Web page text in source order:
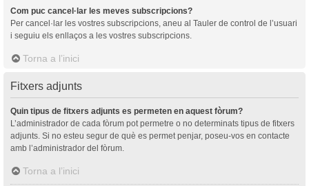
Com puc cancel·lar les meves subscripcions?
Per cancel·lar les vostres subscripcions, aneu al Tauler de control de l’usuari
i seguiu els enllaços a les vostres subscripcions.
Torna a l’inici
Fitxers adjunts
Quin tipus de fitxers adjunts es permeten en aquest fòrum?
L’administrador de cada fòrum pot permetre o no determinats tipus de fitxers
adjunts. Si no esteu segur de què es permet penjar, poseu-vos en contacte
amb l’administrador del fòrum.
Torna a l’inici